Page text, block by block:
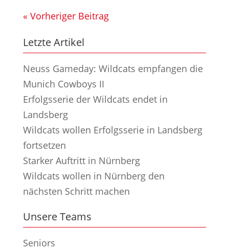
« Vorheriger Beitrag
Letzte Artikel
Neuss Gameday: Wildcats empfangen die
Munich Cowboys II
Erfolgsserie der Wildcats endet in
Landsberg
Wildcats wollen Erfolgsserie in Landsberg
fortsetzen
Starker Auftritt in Nürnberg
Wildcats wollen in Nürnberg den
nächsten Schritt machen
Unsere Teams
Seniors